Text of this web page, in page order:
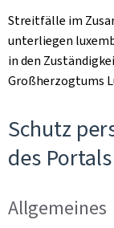
Streitfälle im
unterliegen
in den
Großherzogtums
Schutz
des Portals
Allgemeines